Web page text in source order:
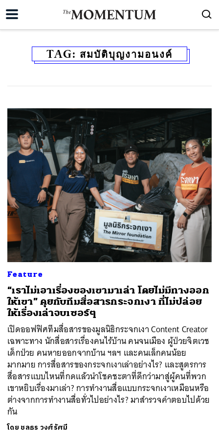
TAG: สมบัติบุญงามอนงค์
Feature
“เราไม่เอาเรื่องของเขามาเล่า โดยไม่มีทางออก
ให้เขา” คุยกับทีมสื่อสารกระจกเงา ที่ไม่ปล่อย
ให้เรื่องเล่าจบเซอร์ๆ
เปิดออฟฟิศทีมสื่อสารของมูลนิธิกระจกเงา Content Creator
เฉพาะทาง นักสื่อสารเรื่องคนไร้บ้าน คนจนเมือง ผู้ป่วยจิตเวช
เด็กป่วย คนหายออกจากบ้าน ฯลฯ และคนเล็กคนน้อย
มากมาย การสื่อสารของกระจกเงาเล่าอย่างไร? และสูตรการ
สื่อสารแบบไหนที่กดแล้วนำโชคชะตาที่ดีกว่ามาสู่ผู้คนที่พวก
เขาหยิบเรื่องมาเล่า? การทำงานสื่อแบบกระจกเงาเหมือนหรือ
ต่างจากการทำงานสื่อทั่วไปอย่างไร? มาสำรวจคำตอบไปด้วย
กัน
โดย ชลธร วงศ์รัศมี
SHARE TWEET LINE EMAIL